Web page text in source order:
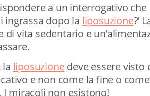
a un interrogativo che
ingrassa dopo la liposuzione?’
di vita sedentario e
la liposuzione deve essere visto
e non come la fine o
I miracoli non esistono!